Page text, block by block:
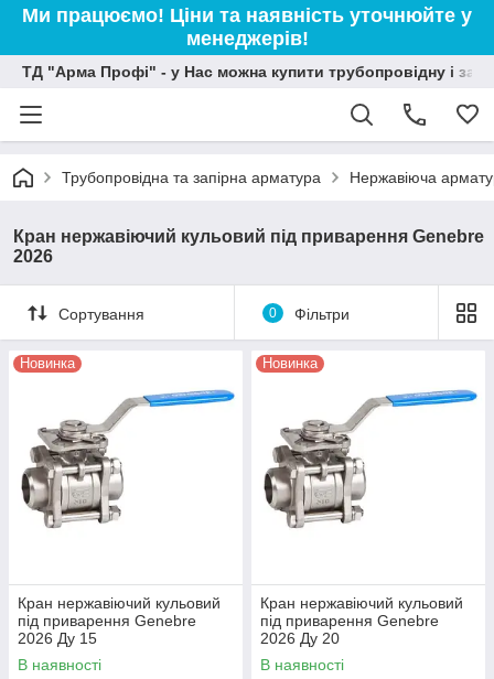
Ми працюємо! Ціни та наявність уточнюйте у
менеджерів!
ТД "Арма Профі" - у Нас можна купити трубопровідну і
Трубопровідна та запірна арматура Нержавіюча
Кран нержавіючий кульовий під приварення Genebre
2026
Сортування 0 Фільтри
Новинка
Кран нержавіючий кульовий
під приварення Genebre
2026 Ду 15
В наявності
Новинка
Кран нержавіючий кульовий
під приварення Genebre
2026 Ду 20
В наявності